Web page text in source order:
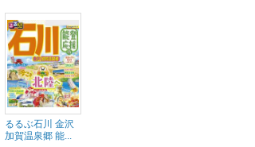
るるぶ石川 金沢
加賀温泉郷 能...